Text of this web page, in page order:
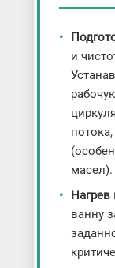
и
масел).
Нагрев
ванну